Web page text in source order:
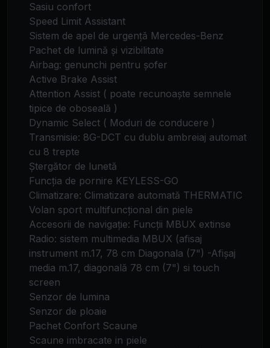
Sasiu confort
Speed Limit Assistant
Sistem de apel de urgență Mercedes-Benz
Pachet de lumină și vizibilitate
Airbag: genunchi pentru șofer
Active Brake Assist
Attention Assist ( poate recunoaște semnele
tipice de oboseală )
Dynamic Select ( Moduri de conducere )
Transmisie: 8G-DCT cu dublu ambreiaj automat
cu 8 trepte
Ștergător de lunetă
Funcția de pornire KEYLESS-GO
Climatizare: Climatizare automată THERMATIC
Volan sport multifuncțional din piele
Accesorii de navigație: Funcții MBUX extinse
Radio: sistem multimedia MBUX (afisaj
instrument m.17, 78 cm Diagonala (7") -Afișaj
media m.17, diagonală 78 cm (7") si touch
screen
Senzor de lumina
Senzor de ploaie
Pachet Confort Scaune
Scaune imbracate in piele